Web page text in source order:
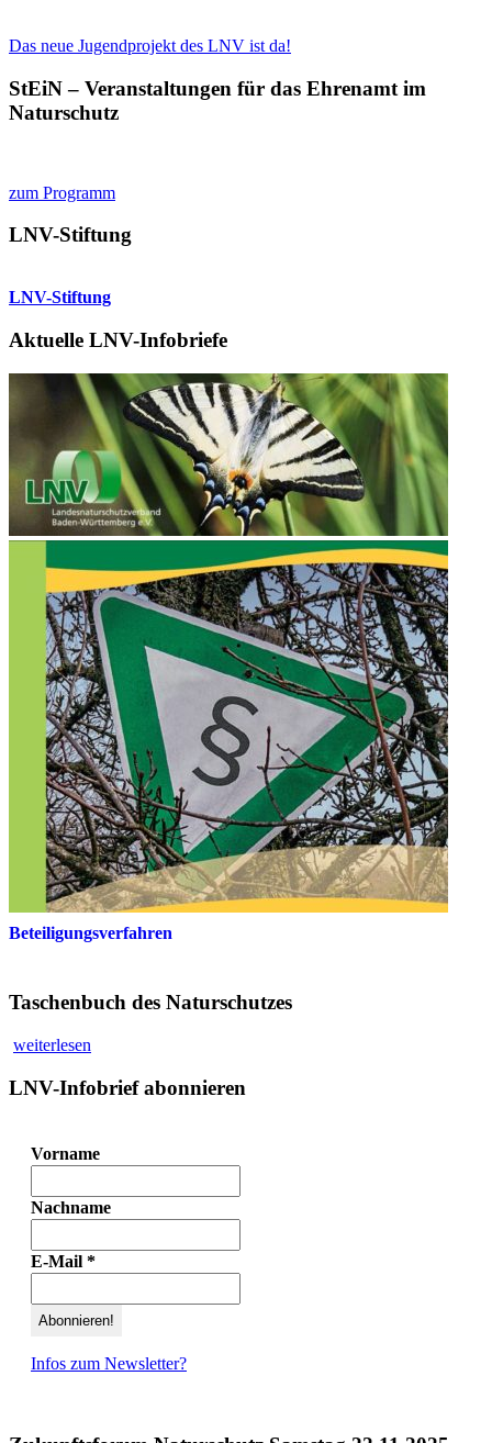
Das neue Jugendprojekt des LNV ist da!
StEiN – Veranstaltungen für das Ehrenamt im
Naturschutz
zum Programm
LNV-Stiftung
LNV-Stiftung
Aktuelle LNV-Infobriefe
Beteiligungsverfahren
Taschenbuch des Naturschutzes
weiterlesen
LNV-Infobrief abonnieren
Vorname
Nachname
E-Mail *
Infos zum Newsletter?